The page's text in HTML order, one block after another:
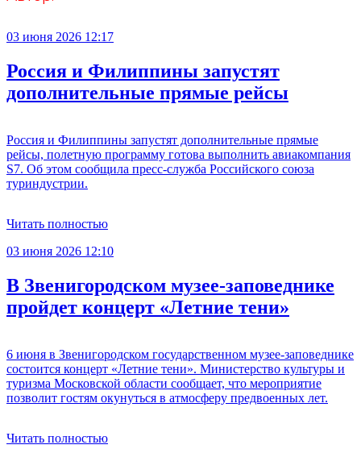
03 июня 2026 12:17
Россия и Филиппины запустят
дополнительные прямые рейсы
Россия и Филиппины запустят дополнительные прямые
рейсы, полетную программу готова выполнить авиакомпания
S7. Об этом сообщила пресс-служба Российского союза
туриндустрии.
Читать полностью
03 июня 2026 12:10
В Звенигородском музее-заповеднике
пройдет концерт «Летние тени»
6 июня в Звенигородском государственном музее-заповеднике
состоится концерт «Летние тени». Министерство культуры и
туризма Московской области сообщает, что мероприятие
позволит гостям окунуться в атмосферу предвоенных лет.
Читать полностью